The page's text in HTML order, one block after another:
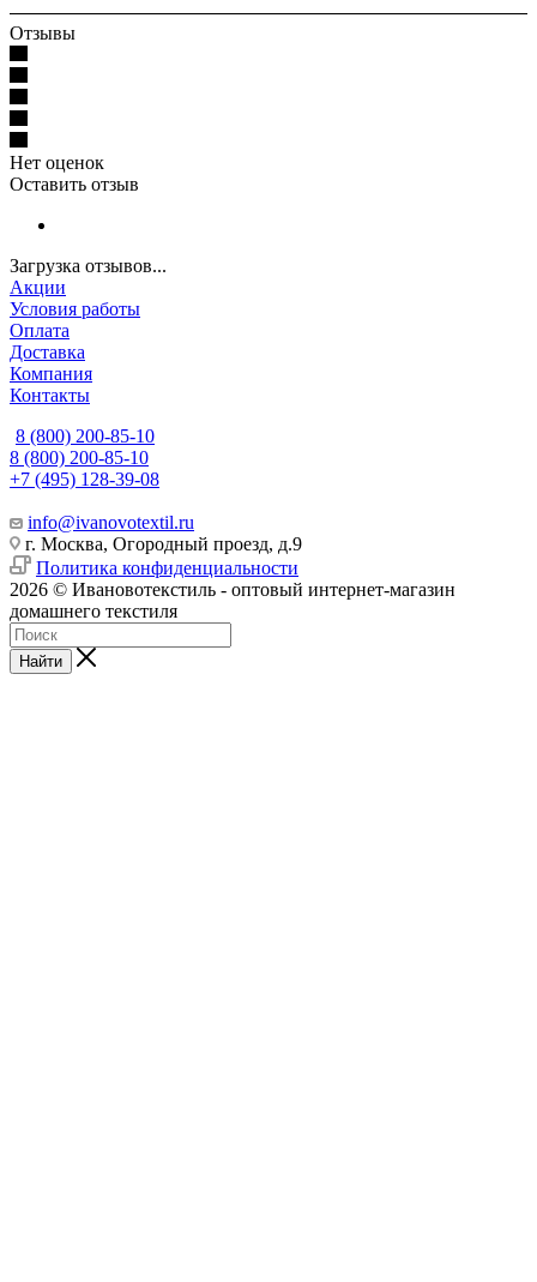
Отзывы
Нет оценок
Оставить отзыв
Загрузка отзывов...
Акции
Условия работы
Оплата
Доставка
Компания
Контакты
8 (800) 200-85-10
8 (800) 200-85-10
+7 (495) 128-39-08
info@ivanovotextil.ru
г. Москва, Огородный проезд, д.9
Политика конфиденциальности
2026 © Ивановотекстиль - оптовый интернет-магазин
домашнего текстиля
Найти